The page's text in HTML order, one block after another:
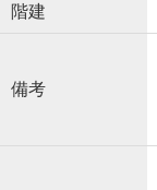
階建
備考